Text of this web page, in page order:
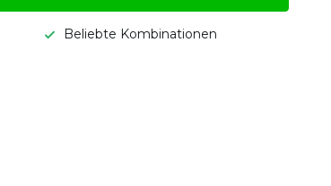
Beliebte Kombinationen